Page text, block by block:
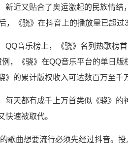
新近又贴合了奥运激起的民族情
，《骁》在抖音上的播放量已超过
QQ音乐榜上，《骁》名列热歌榜
例，《骁》在QQ音乐平台的单日
》的累计版权收入可达数百万至千
每天都有成千上万首类似《骁》
快速被取代。
的歌曲想要流行必须先经过抖音。